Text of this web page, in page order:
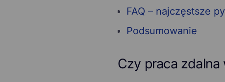
FAQ – najczęstsze
Podsumowanie
Czy praca